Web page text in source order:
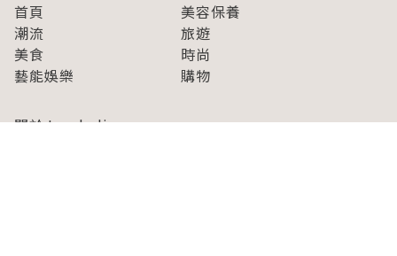
首頁
美容保養
潮流
旅遊
美食
時尚
藝能娛樂
購物
關於Japaholic